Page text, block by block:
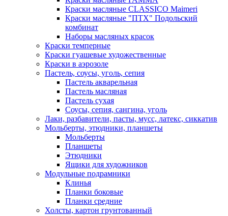
Краски масляные CLASSICO Maimeri
Краски масляные "ПТХ" Подольский
комбинат
Наборы масляных красок
Краски темперные
Краски гуашевые художественные
Краски в аэрозоле
Пастель, соусы, уголь, сепия
Пастель акварельная
Пастель масляная
Пастель сухая
Соусы, сепия, сангина, уголь
Лаки, разбавители, пасты, мусс, латекс, сиккатив
Мольберты, этюдники, планшеты
Мольберты
Планшеты
Этюдники
Ящики для художников
Модульные подрамники
Клинья
Планки боковые
Планки средние
Холсты, картон грунтованный